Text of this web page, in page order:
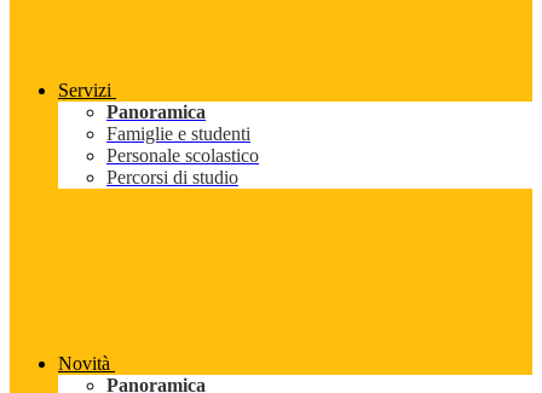
Servizi
Panoramica
Famiglie e studenti
Personale scolastico
Percorsi di studio
Novità
Panoramica